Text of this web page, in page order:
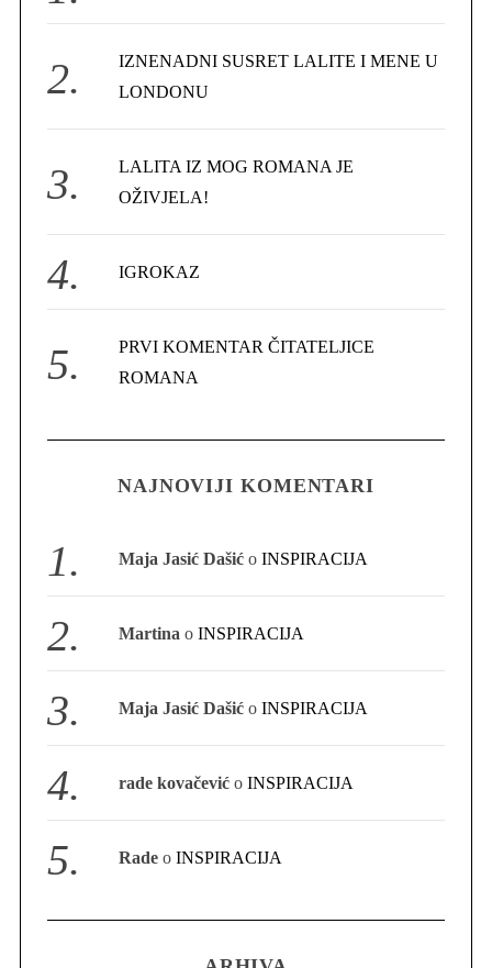
o
IZNENADNI SUSRET LALITE I MENE U
LONDONU
LALITA IZ MOG ROMANA JE
OŽIVJELA!
IGROKAZ
PRVI KOMENTAR ČITATELJICE
ROMANA
NAJNOVIJI KOMENTARI
Maja Jasić Dašić oINSPIRACIJA
Martina oINSPIRACIJA
Maja Jasić Dašić oINSPIRACIJA
rade kovačević oINSPIRACIJA
Rade oINSPIRACIJA
h
o
: